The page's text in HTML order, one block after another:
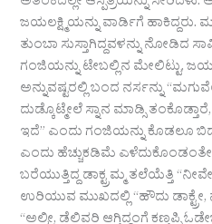
ಜಯಲಕ್ಷ್ಮಿಯನ್ನು ವಾರ್ಡಿಗೆ ಹಾಕಿದ್ದರು.
ತುಂಬಾ ಸುಸ್ತಾಗಿದ್ದವಳನ್ನು ನೋಡಿದ
ಗಂಜಿಯನ್ನು ಟೇಬಲ್ಲಿನ ಮೇಲಿಟ್ಟು,
ಅನ್ನುವಷ್ಟರಲ್ಲಿ ಬಂದ ನರ್ಸನ್ನು
ದುಡ್ಕೊಟ್ಮೇಲೆ ಸ್ನಾನ ಮಾಡ್ಸಿ
ಇದೆ” ಎಂದು ಗಂಜಿಯನ್ನು ಕೊಡಲೂ
ಎಂದು ಹೆಚ್ಚುಕಡಿಮೆ
ಬರೆಯುತ್ತಿದ್ದ ಡಾಕ್ಟ್ರಮ್ಮ ತಲೆಯೆತ್ತಿ
ಉರಿಯುವ ಮುಖದಲ್ಲಿ “ಹೌದು